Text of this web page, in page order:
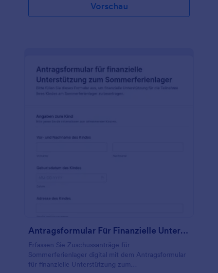
Vorschau
Antragsformular Für Finanzielle Unterstützung Zum Sommerferienlager
Erfassen Sie Zuschussanträge für
Sommerferienlager digital mit dem Antragsformular
für finanzielle Unterstützung zum